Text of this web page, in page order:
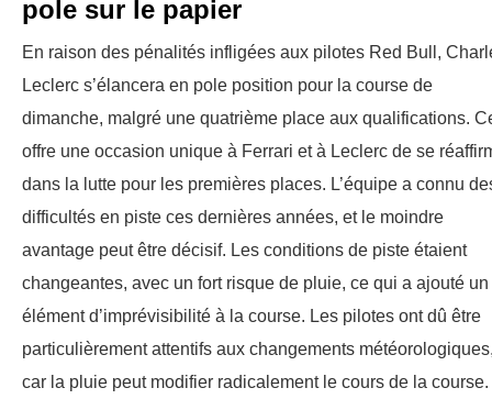
pole sur le papier
En raison des pénalités infligées aux pilotes Red Bull,
Leclerc s’élancera en pole position pour la course de
dimanche, malgré une quatrième place aux qualifications.
offre une occasion unique à Ferrari et à Leclerc de se
dans la lutte pour les premières places. L’équipe a connu
difficultés en piste ces dernières années, et le moindre
avantage peut être décisif. Les conditions de piste étaient
changeantes, avec un fort risque de pluie, ce qui a ajouté un
élément d’imprévisibilité à la course. Les pilotes ont dû être
particulièrement attentifs aux changements
car la pluie peut modifier radicalement le cours de la course.